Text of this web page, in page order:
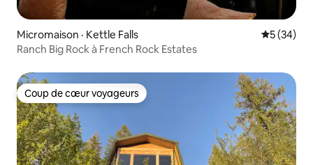
Micromaison · Kettle Falls Note
5 (34)
Ranch Big Rock à French Rock Estates
Coup de cœur voyageurs
Coup de cœur voyageurs